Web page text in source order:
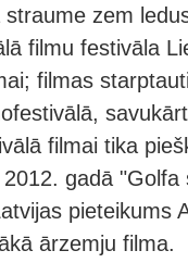
zem
filmu festivāla
filmas
filmai tika
gadā
pieteikums
ārzemju filma.